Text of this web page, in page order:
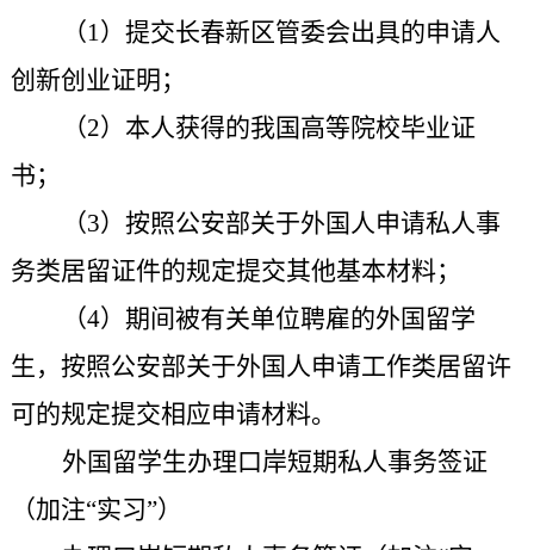
（1）提交长春新区管委会出具的申请人
创新创业证明；
（2）本人获得的我国高等院校毕业证
书；
（3）按照公安部关于外国人申请私人事
务类居留证件的规定提交其他基本材料；
（4）期间被有关单位聘雇的外国留学
生，按照公安部关于外国人申请工作类居留许
可的规定提交相应申请材料。
外国留学生办理口岸短期私人事务签证
（加注“实习”）